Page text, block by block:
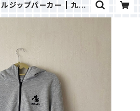
ルジップパーカー | 九戸